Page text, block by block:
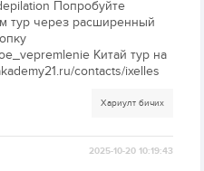
Попробуйте
тур через расширенный
Китай тур на
contacts/ixelles
Хариулт бичих
2025-10-20 10:19:43